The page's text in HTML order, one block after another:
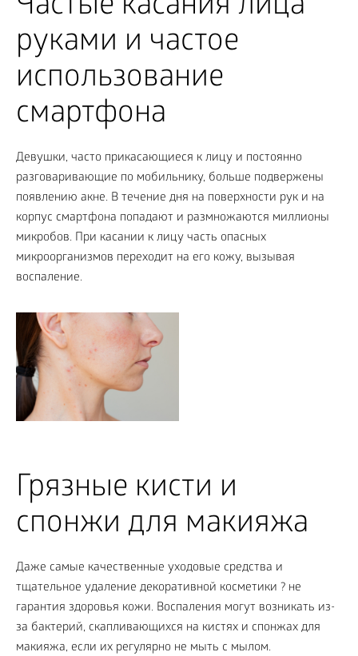
Частые касания лица
руками и частое
использование
смартфона
Девушки, часто прикасающиеся к лицу и постоянно
разговаривающие по мобильнику, больше подвержены
появлению акне. В течение дня на поверхности рук и на
корпус смартфона попадают и размножаются миллионы
микробов. При касании к лицу часть опасных
микроорганизмов переходит на его кожу, вызывая
воспаление.
Грязные кисти и
спонжи для макияжа
Даже самые качественные уходовые средства и
тщательное удаление декоративной косметики ? не
гарантия здоровья кожи. Воспаления могут возникать из-
за бактерий, скапливающихся на кистях и спонжах для
макияжа, если их регулярно не мыть с мылом.